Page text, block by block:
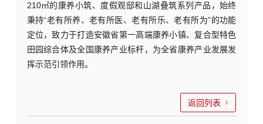
210㎡的康养小筑、度假观邸和山湖叠筑系列产品 ，始终
秉持“老有所养、老有所医、老有所乐、老有所为”的功能
定位，致力于打造安徽省第一高端康养小镇、复合型特色
田园综合体及全国康养产业标杆，为全省康养产业发展发
挥示范引领作用。
返回列表